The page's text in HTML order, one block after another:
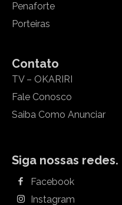
Penaforte
Porteiras
Contato
TV – OKARIRI
Fale Conosco
Saiba Como Anunciar
Siga nossas redes.
Facebook
Instagram